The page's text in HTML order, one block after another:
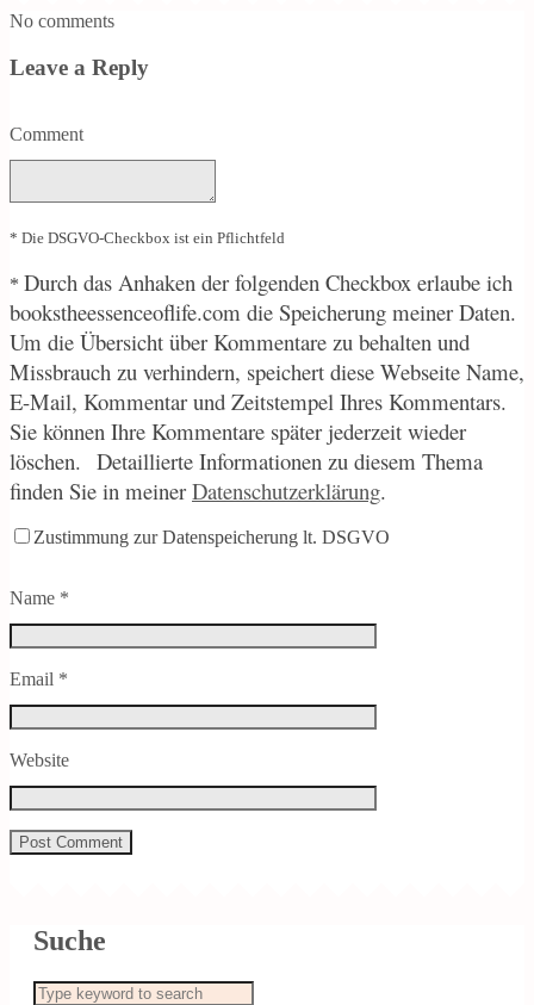
No comments
Leave a Reply
Comment
* Die DSGVO-Checkbox ist ein Pflichtfeld
* Durch das Anhaken der folgenden Checkbox erlaube ich
bookstheessenceoflife.com die Speicherung meiner Daten.
Um die Übersicht über Kommentare zu behalten und
Missbrauch zu verhindern, speichert diese Webseite Name,
E-Mail, Kommentar und Zeitstempel Ihres Kommentars.
Sie können Ihre Kommentare später jederzeit wieder
löschen. Detaillierte Informationen zu diesem Thema
finden Sie in meiner Datenschutzerklärung.
Zustimmung zur Datenspeicherung lt. DSGVO
Name *
Email *
Website
Suche